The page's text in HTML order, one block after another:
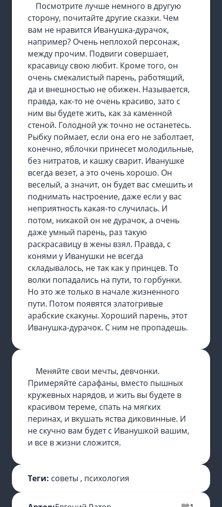
Посмотрите лучше немного в другую
сторону, почитайте другие сказки. Чем
вам не нравится Иванушка-дурачок,
например? Очень неплохой персонаж,
между прочим. Подвиги совершает,
красавицу свою любит. Кроме того, он
очень смекалистый парень, работящий,
да и внешностью не обижен. Называется,
правда, как-то не очень красиво, зато с
ним вы будете жить, как за каменной
стеной. Голодной уж точно не останетесь.
Рыбку поймает, если она его не заболтает,
конечно, яблочки принесет молодильные,
без нитратов, и кашку сварит. Иванушке
всегда везет, а это очень хорошо. Он
веселый, а значит, он будет вас смешить и
поднимать настроение, даже если у вас
неприятность какая-то случилась. И
потом, никакой он не дурачок, а очень
даже умный парень, раз такую
раскрасавицу в жены взял. Правда, с
конями у Иванушки не всегда
складывалось, не так как у принцев. То
волки попадались на пути, то горбунки.
Но это же только в начале жизненного
пути. Потом появятся златогривые
арабские скакуны. Хороший парень, этот
Иванушка-дурачок. С ним не пропадешь.
Меняйте свои мечты, девчонки.
Примеряйте сарафаны, вместо пышных
кружевных нарядов, и жить вы будете в
красивом тереме, спать на мягких
перинах, и вкушать яства диковинные. И
не скучно вам будет с Иванушкой вашим,
и все в жизни сложится.
Теги: советы , психология